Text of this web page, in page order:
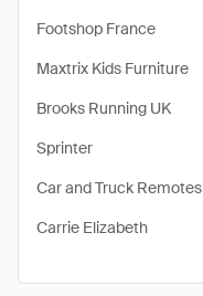
Footshop France
Maxtrix Kids Furniture
Brooks Running UK
Sprinter
Car and Truck Remotes
Carrie Elizabeth